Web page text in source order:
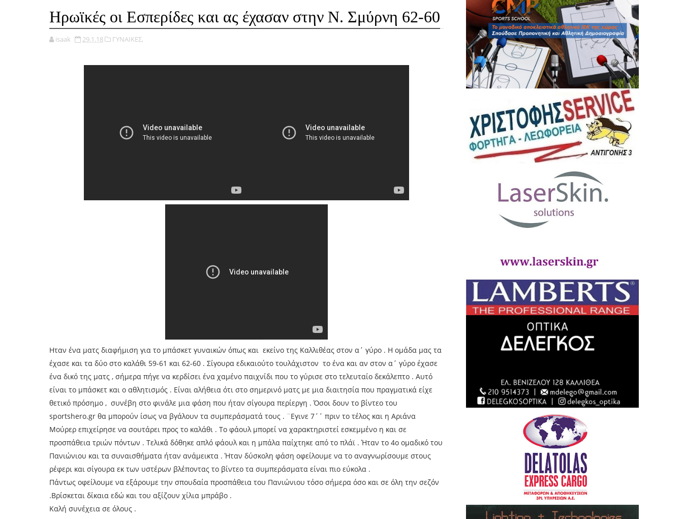
Ηρωϊκές οι Εσπερίδες και ας έχασαν στην Ν. Σμύρνη 62-60
isaak 29.1.18 ΓΥΝΑΙΚΕΣ,
Ηταν ένα ματς διαφήμιση για το μπάσκετ γυναικών όπως και εκείνο της Καλλιθέας στον α΄ γύρο . Η ομάδα μας τα
έχασε και τα δύο στο καλάθι 59-61 και 62-60 . Σίγουρα εδικαιούτο τουλάχιστον το ένα και αν στον α΄ γύρο έχασε
ένα δικό της ματς , σήμερα πήγε να κερδίσει ένα χαμένο παιχνίδι που το γύρισε στο τελευταίο δεκάλεπτο . Αυτό
είναι το μπάσκετ και ο αθλητισμός . Είναι αλήθεια ότι στο σημερινό ματς με μια διαιτησία που πραγματικά είχε
θετικό πρόσημο , συνέβη στο φινάλε μια φάση που ήταν σίγουρα περίεργη . Όσοι δουν το βίντεο του
sportshero.gr θα μπορούν ίσως να βγάλουν τα συμπεράσματά τους . ¨Εγινε 7΄΄ πριν το τέλος και η Αριάνα
Μούρερ επιχείρησε να σουτάρει προς το καλάθι . Το φάουλ μπορεί να χαρακτηριστεί εσκεμμένο η και σε
προσπάθεια τριών πόντων . Τελικά δόθηκε απλό φάουλ και η μπάλα παίχτηκε από το πλάϊ . Ήταν το 4ο ομαδικό του
Πανιώνιου και τα συναισθήματα ήταν ανάμεικτα . Ήταν δύσκολη φάση οφείλουμε να το αναγνωρίσουμε στους
ρέφερι και σίγουρα εκ των υστέρων βλέποντας το βίντεο τα συμπεράσματα είναι πιο εύκολα .
Πάντως οφείλουμε να εξάρουμε την σπουδαία προσπάθεια του Πανιώνιου τόσο σήμερα όσο και σε όλη την σεζόν
.Βρίσκεται δίκαια εδώ και του αξίζουν χίλια μπράβο .
Καλή συνέχεια σε όλους .